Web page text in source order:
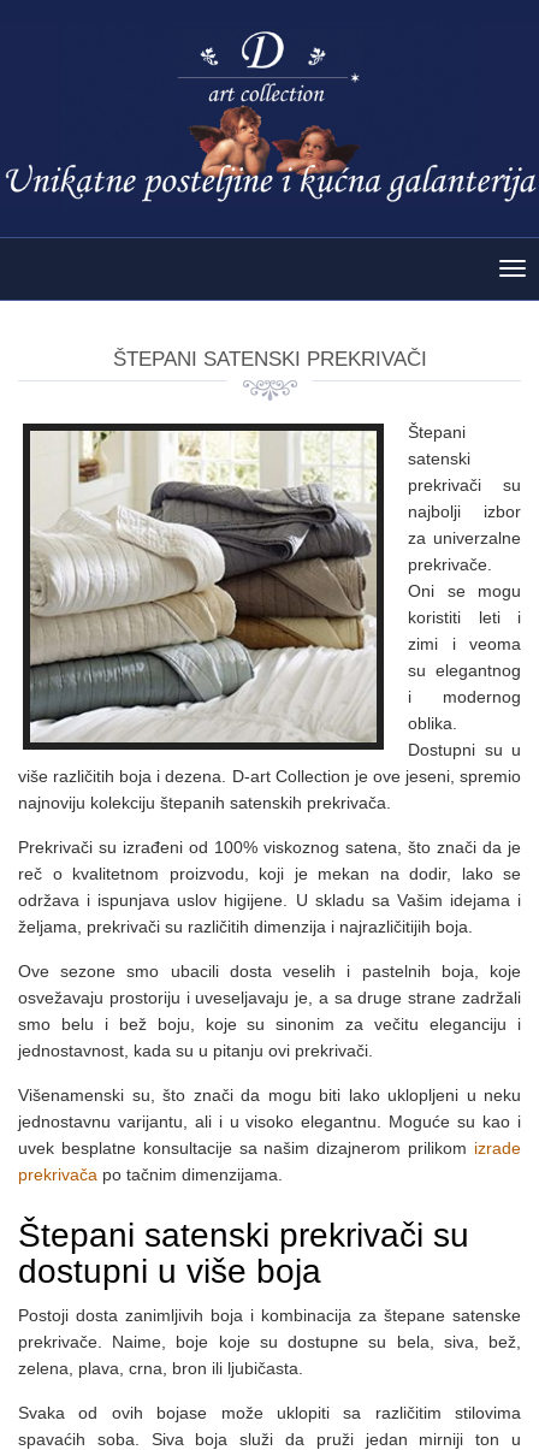
ŠTEPANI SATENSKI PREKRIVAČI
Štepani
satenski
prekrivači su
najbolji izbor
za univerzalne
prekrivače.
Oni se mogu
koristiti leti i
zimi i veoma
su elegantnog
i modernog
oblika.
Dostupni su u
više različitih boja i dezena. D-art Collection je ove jeseni, spremio
najnoviju kolekciju štepanih satenskih prekrivača.
Prekrivači su izrađeni od 100% viskoznog satena, što znači da je
reč o kvalitetnom proizvodu, koji je mekan na dodir, lako se
održava i ispunjava uslov higijene. U skladu sa Vašim idejama i
željama, prekrivači su različitih dimenzija i najrazličitijih boja.
Ove sezone smo ubacili dosta veselih i pastelnih boja, koje
osvežavaju prostoriju i uveseljavaju je, a sa druge strane zadržali
smo belu i bež boju, koje su sinonim za večitu eleganciju i
jednostavnost, kada su u pitanju ovi prekrivači.
Višenamenski su, što znači da mogu biti lako uklopljeni u neku
jednostavnu varijantu, ali i u visoko elegantnu. Moguće su kao i
uvek besplatne konsultacije sa našim dizajnerom prilikom izrade
prekrivača po tačnim dimenzijama.
Štepani satenski prekrivači su
dostupni u više boja
Postoji dosta zanimljivih boja i kombinacija za štepane satenske
prekrivače. Naime, boje koje su dostupne su bela, siva, bež,
zelena, plava, crna, bron ili ljubičasta.
Svaka od ovih bojase može uklopiti sa različitim stilovima
spavaćih soba. Siva boja služi da pruži jedan mirniji ton u